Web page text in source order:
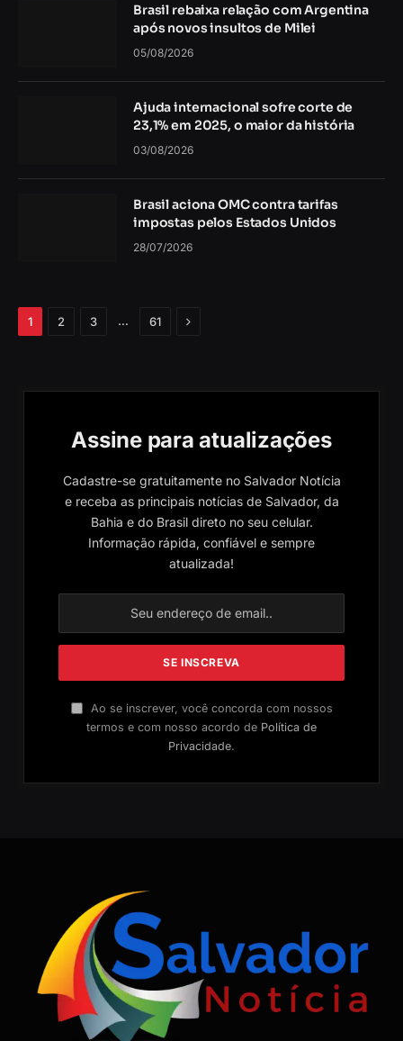
Brasil rebaixa relação com Argentina
após novos insultos de Milei
05/08/2026
Ajuda internacional sofre corte de
23,1% em 2025, o maior da história
03/08/2026
Brasil aciona OMC contra tarifas
impostas pelos Estados Unidos
28/07/2026
1 2 3 … 61 Próximo
Assine para atualizações
Cadastre-se gratuitamente no Salvador Notícia
e receba as principais notícias de Salvador, da
Bahia e do Brasil direto no seu celular.
Informação rápida, confiável e sempre
atualizada!
Ao se inscrever, você concorda com nossos
termos e com nosso acordo de Política de
Privacidade.